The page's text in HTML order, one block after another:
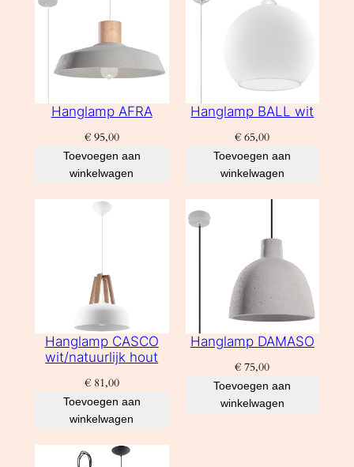
Hanglamp AFRA
€95,00
Toevoegen aan
winkelwagen
Hanglamp BALL wit
€ 65,00
Toevoegen aan
winkelwagen
Hanglamp CASCO
wit/natuurlijk hout
€81,00
Toevoegen aan
winkelwagen
Hanglamp DAMASO
€ 75,00
Toevoegen aan
winkelwagen